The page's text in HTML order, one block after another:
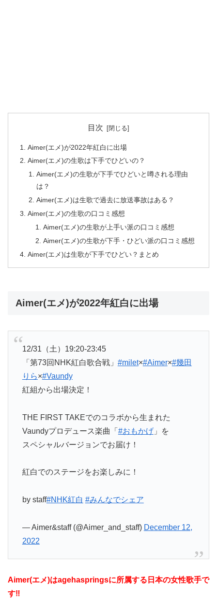
目次
Aimer(エメ)が2022年紅白に出場
Aimer(エメ)の生歌は下手でひどいの？
Aimer(エメ)の生歌が下手でひどいと噂される理由
は？
Aimer(エメ)は生歌で過去に放送事故はある？
Aimer(エメ)の生歌の口コミ感想
Aimer(エメ)の生歌が上手い派の口コミ感想
Aimer(エメ)の生歌が下手・ひどい派の口コミ感想
Aimer(エメ)は生歌が下手でひどい？まとめ
Aimer(エメ)が2022年紅白に出場
12/31（土）19:20-23:45
「第73回NHK紅白歌合戦」 #milet×#Aimer×#幾田
りら×#Vaundy
紅組から出場決定！
THE FIRST TAKEでのコラボから生まれた
Vaundyプロデュース楽曲「 #おもかげ」を
スペシャルバージョンでお届け！
紅白でのステージをお楽しみに！
by staff#NHK紅白 #みんなでシェア
— Aimer&staff (@Aimer_and_staff) December 12,
2022
Aimer(エメ)はagehaspringsに所属する日本の女性歌手で
す‼︎